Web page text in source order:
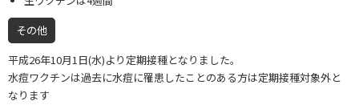
その他
平成26年10月1日(水)より定期接種となりました。
水痘ワクチンは過去に水痘に罹患したことのある方は定期接種対象外と
なります